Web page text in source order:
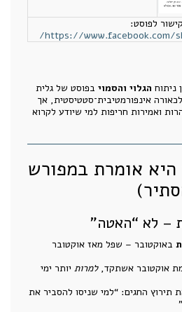
קישור לפוסט:
https://www.facebook.com/
ניתוח הגלוי והסמוי בפוסט של גלית
אינפורמטיבית־סטטיסטית, אך
ואמירות חריפות למי שיודע לקרוא
היא אומרת במפורש
– לא “האטה”
באוקטובר – שפל מאז אוקטובר
אוקטובר אשתקד,למרות יותר ימי
תירוץ החגים: “למי שניסו להסביר את